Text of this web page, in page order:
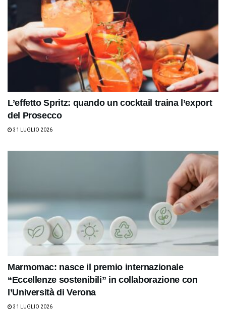
L’effetto Spritz: quando un cocktail traina l’export
del Prosecco
31 LUGLIO 2026
Marmomac: nasce il premio internazionale
“Eccellenze sostenibili” in collaborazione con
l’Università di Verona
31 LUGLIO 2026